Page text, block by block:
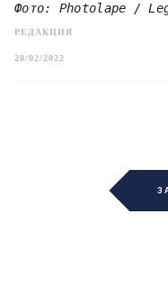
Фото: Photolape /
РЕДАКЦИЯ
28/02/2022